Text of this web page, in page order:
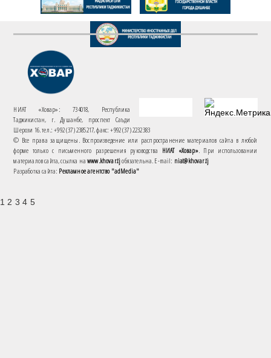
НИАТ «Ховар»: 734018, Республика
Таджикистан, г. Душанбе, проспект Саъди
Шерози 16. тел.: +992 (37) 2385217, факс: +992 (37) 2232383
© Все права защищены. Воспроизведение или распространение материалов сайта в любой
форме только с письменного разрешения руководства НИАТ «Ховар». При использовании
материалов сайта, ссылка наwww.khovar.tjобязательна. E-mail: niat@khovar.tj
Разработка сайта: Рекламное агентство "adMedia"
1 2 3 4 5